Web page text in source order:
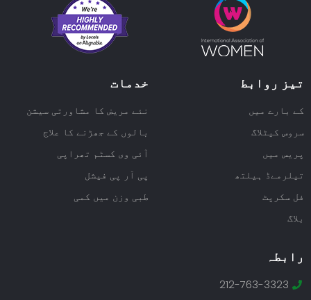
تیز روابط
کے بارے میں
سروس کیٹلاگ
پریس میں
تیلرمےڈ ہیلتھ
فل سکرپٹ
بلاگ
خدمات
نئے مریض کا مشاورتی سیشن
بالوں کے جھڑنے کا علاج
آئی وی کسٹم تھراپی
پی آر پی فیشل
طبی وزن میں کمی
رابطہ
212-763-3323